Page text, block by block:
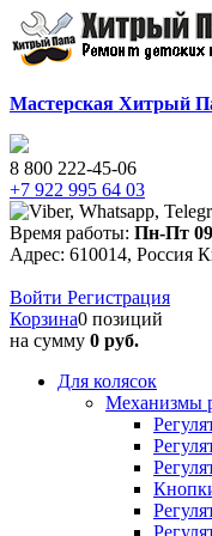
Мастерская Хитрый
8 800 222-45-06
+7 922 995 64 03
Время работы: Пн-Пт
Адрес: 610014, Россия
Войти Регистрация
Корзина0 позиций
на сумму 0 руб.
Для колясок
Механизмы